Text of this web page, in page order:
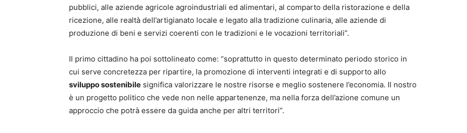
pubblici, alle aziende agricole agroindustriali ed alimentari, al comparto della ristorazione e della
ricezione, alle realtà dell’artigianato locale e legato alla tradizione culinaria, alle aziende di
produzione di beni e servizi coerenti con le tradizioni e le vocazioni territoriali”.
Il primo cittadino ha poi sottolineato come: “soprattutto in questo determinato periodo storico in
cui serve concretezza per ripartire, la promozione di interventi integrati e di supporto allo
sviluppo sostenibile significa valorizzare le nostre risorse e meglio sostenere l’economia. Il nostro
è un progetto politico che vede non nelle appartenenze, ma nella forza dell’azione comune un
approccio che potrà essere da guida anche per altri territori”.